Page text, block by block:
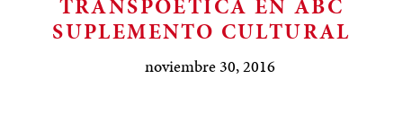
TRANSPOÉTICA EN ABC
SUPLEMENTO CULTURAL
noviembre 30, 2016